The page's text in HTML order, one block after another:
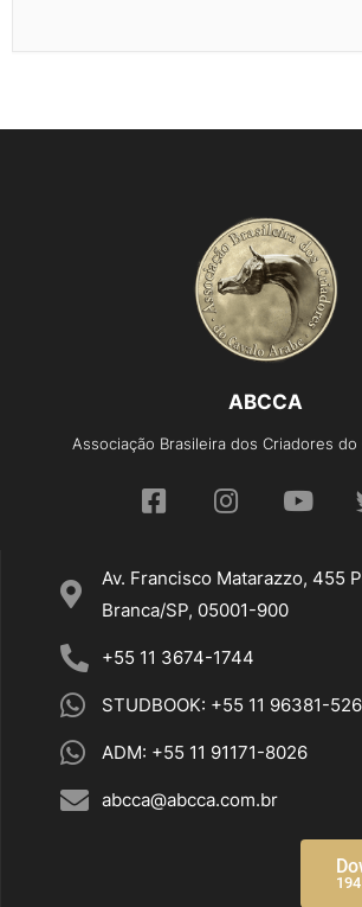
ABCCA
Associação Brasileira dos Criadores do
Av. Francisco Matarazzo, 455
Branca/SP, 05001-900
+55 11 3674-1744
STUDBOOK: +55 11 96381-
ADM: +55 11 91171-8026
abcca@abcca.com.br